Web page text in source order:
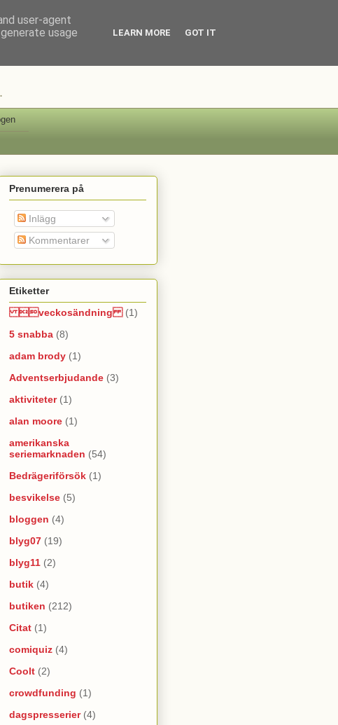
Prenumerera på
Inlägg
Kommentarer
Etiketter
veckosändning (1)
5 snabba (8)
adam brody (1)
Adventserbjudande (3)
aktiviteter (1)
alan moore (1)
amerikanska
seriemarknaden (54)
Bedrägeriförsök (1)
besvikelse (5)
bloggen (4)
blyg07 (19)
blyg11 (2)
butik (4)
butiken (212)
Citat (1)
comiquiz (4)
Coolt (2)
crowdfunding (1)
dagspresserier (4)
user-agent
usage
LEARN MORE GOT IT